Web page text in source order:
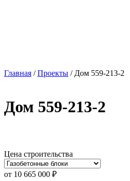
Главная /Проекты / Дом 559-213-2
Дом 559-213-2
Цена строительства
от 10 665 000 ₽